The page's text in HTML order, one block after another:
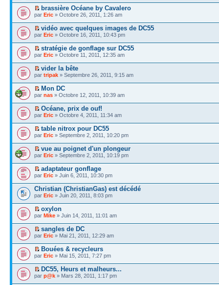
brassière Océane by Cavalero
par Eric » Octobre 26, 2011, 1:26 am
vidéo avec quelques images de DC55
par Eric » Octobre 16, 2011, 10:43 pm
stratégie de gonflage sur DC55
par Eric » Octobre 11, 2011, 12:35 am
vider la bête
par tripak » Septembre 26, 2011, 9:15 am
Mon DC
par nas » Octobre 12, 2011, 10:39 am
Océane, prix de ouf!
par Eric » Octobre 4, 2011, 11:34 am
table nitrox pour DC55
par Eric » Septembre 2, 2011, 10:20 pm
vue au poignet d'un plongeur
par Eric » Septembre 2, 2011, 10:19 pm
adaptateur gonflage
par Eric » Juin 6, 2011, 10:30 pm
Christian (ChristianGas) est décédé
par Eric » Juin 20, 2011, 8:03 pm
oxylon
par Mike » Juin 14, 2011, 11:01 am
sangles de DC
par Eric » Mai 21, 2011, 12:29 am
Bouées & recycleurs
par Eric » Mai 15, 2011, 7:27 pm
DC55, Heurs et malheurs...
par p@k » Mars 28, 2011, 1:17 pm